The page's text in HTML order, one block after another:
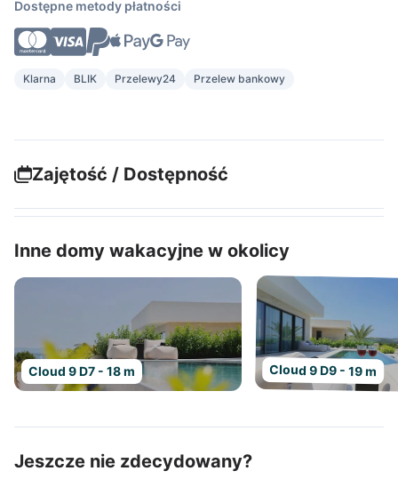
Dostępne metody płatności
Klarna BLIK Przelewy24 Przelew bankowy
Zajętość / Dostępność
Inne domy wakacyjne w okolicy
Cloud 9 D7 - 18 m Cloud 9 D9 - 19 m
Jeszcze nie zdecydowany?